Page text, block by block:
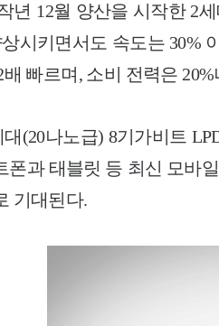
년 12월 양산을 시작한 2
시키면서도 속도는 30%
배 빠르며, 소비 전력은
대(20나노급) 8기가비트
폰과 태블릿 등 최신 모바
기대된다.